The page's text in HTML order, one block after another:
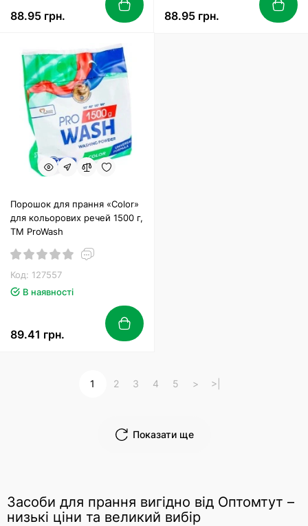
88.95 грн. 88.95 грн.
Порошок для прання «Color»
для кольорових речей 1500 г,
ТМ ProWash
Код: 127557
В наявності
89.41 грн.
Показати ще
1 2 3 4 5 > >|
Засоби для прання вигідно від Оптомтут –
низькі ціни та великий вибір